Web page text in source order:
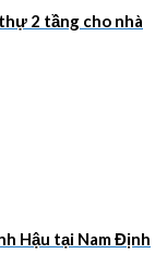
2 tầng cho nhà
Hậu tại Nam Định